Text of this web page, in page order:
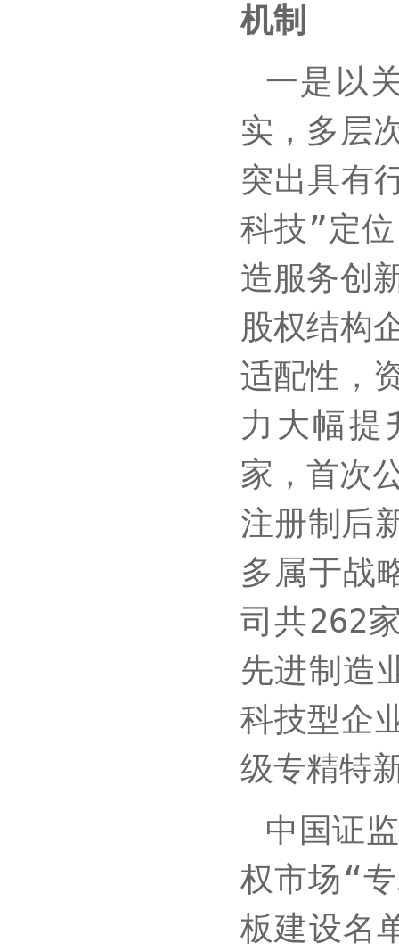
机制
一是以
实，多层
突出具有
科技”定
造服务创
股权结构
适配性，
力大幅提
家，首次
注册制后
多属于战
司共262
先进制造
科技型企
级专精特
中国证
权市场“
板建设名